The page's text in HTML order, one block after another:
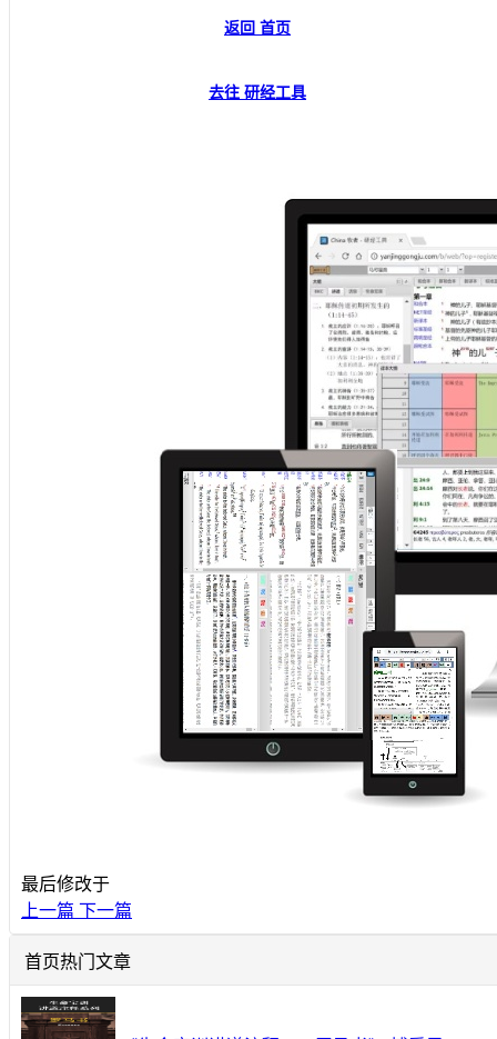
返回 首页
去往 研经工具
最后修改于
上一篇 下一篇
首页热门文章